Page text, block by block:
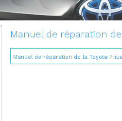
Manuel de réparation
Manuel de réparation de la Toyota